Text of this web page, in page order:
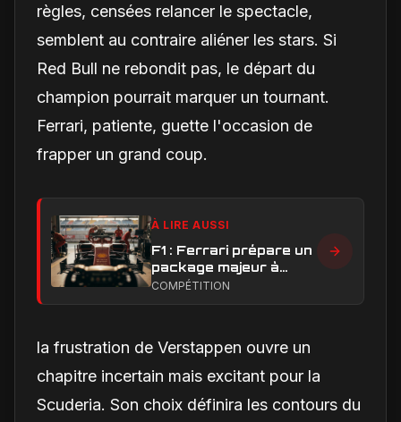
règles, censées relancer le spectacle,
semblent au contraire aliéner les stars. Si
Red Bull ne rebondit pas, le départ du
champion pourrait marquer un tournant.
Ferrari, patiente, guette l'occasion de
frapper un grand coup.
À LIRE AUSSI
F1 : Ferrari prépare un
package majeur à
Barcelone, un test
COMPÉTITION
la frustration de Verstappen ouvre un
chapitre incertain mais excitant pour la
Scuderia. Son choix définira les contours du